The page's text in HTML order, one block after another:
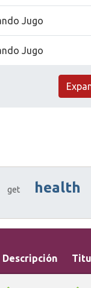
Jugo
Jugo
get health
Descripción